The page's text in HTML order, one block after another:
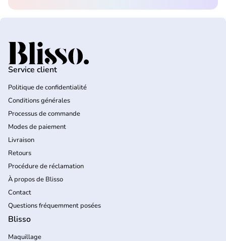
Accueil
Service client
Politique de confidentialité
Conditions générales
Processus de commande
Modes de paiement
Livraison
Retours
Procédure de réclamation
À propos de Blisso
Contact
Questions fréquemment posées
Blisso
Maquillage